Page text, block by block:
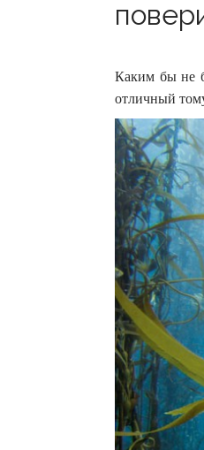
Каким бы не
отличный